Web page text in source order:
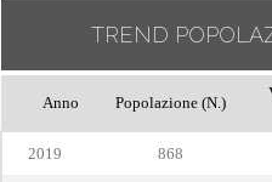
TREND
Anno Popolazione (N.)
2019 868